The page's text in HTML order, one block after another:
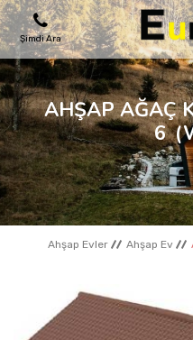
Şimdi Ara
OYUN PARKLARI
SKATEPARKLAR
AHŞAP EVLER
KENT MOBILYALARI
SPOR ALANLARI
AHŞAP AĞAÇ
6
Ahşap Evler Ahşap Ev